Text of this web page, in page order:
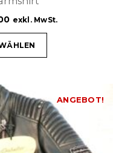
exkl. MwSt.
ANGEBOT!